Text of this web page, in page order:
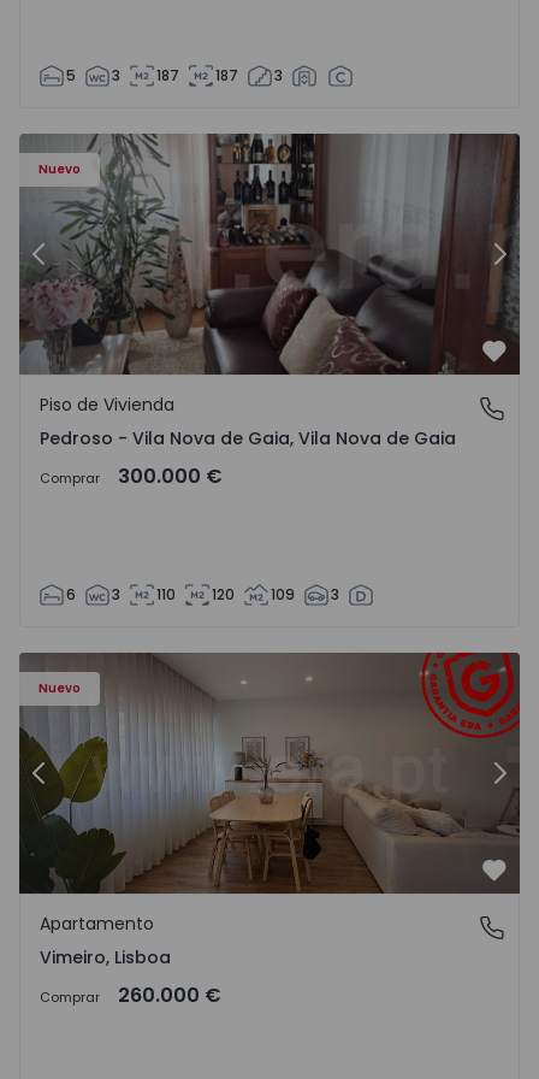
5 3 187 187 3
Nuevo
- 1575635 - 12
Piso de Vivienda T6 Vila Nova de Gaia, Pedroso e
Anterior
Pedroso - Vila Nova de Gaia, Vila Nova de Gaia
Piso de Vivienda
Pedroso - Vila Nova de Gaia, Vila Nova de Gaia
Comprar 300.000 €
6 3 110 120 109 3
Nuevo
Apartamento T1 Lourinhã, Vimeiro - 1575406 - 1
Anterior
Vimeiro, Lisboa
Apartamento
Vimeiro, Lisboa
Comprar 260.000 €